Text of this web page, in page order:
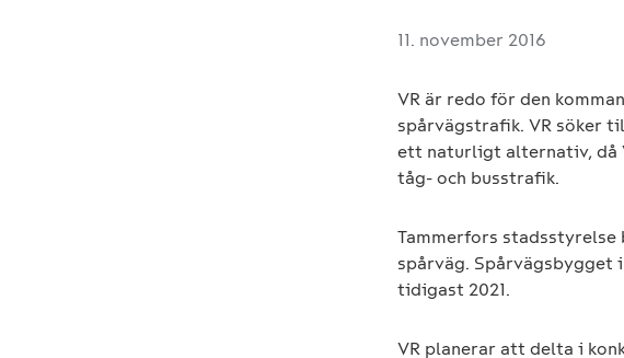
11. november 2016
VR är redo för den
spårvägstrafik. VR söker
ett naturligt alternativ, då
tåg- och busstrafik.
Tammerfors stadsstyrelse
spårväg. Spårvägsbygget
tidigast 2021.
VR planerar att delta i